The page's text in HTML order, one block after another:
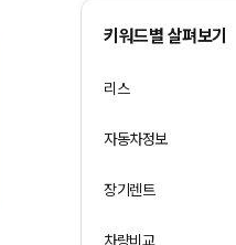
키워드별 살펴보기
리스
자동차정보
장기렌트
차량비교